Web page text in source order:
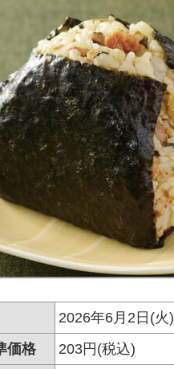
2026年6月2日(火)
価格
203円(税込)